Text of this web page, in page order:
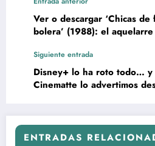
Ver o descargar ‘Chicas
bolera’ (1988): el
Siguiente entrada
Disney+ lo ha roto todo… y
Cinematte lo advertimos
ENTRADAS